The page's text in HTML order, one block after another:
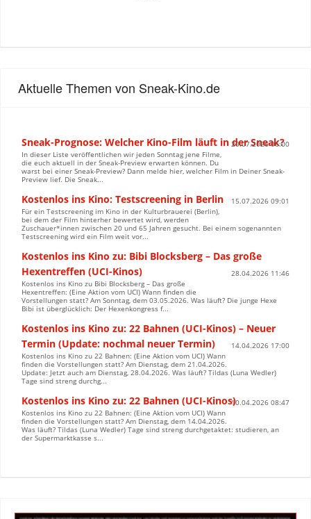
Aktuelle Themen von Sneak-Kino.de
Sneak-Prognose: Welcher Kino-Film läuft in der Sneak?
20.07.2026 06:00
In dieser Liste veröffentlichen wir jeden Sonntag jene Filme,
die euch aktuell in der Sneak-Preview erwarten können. Du
warst bei einer Sneak-Preview? Dann melde hier, welcher Film in Deiner Sneak-
Preview lief. Die Sneak...
Kostenlos ins Kino: Testscreening in Berlin
15.07.2026 09:01
Für ein Testscreening im Kino in der Kulturbrauerei (Berlin),
bei dem der Film hinterher bewertet wird, werden
Zuschauer*innen zwischen 20 und 65 Jahren gesucht. Bei einem sogenannten
Testscreening wird ein Film weit vor...
Kostenlos ins Kino zu: Bibi Blocksberg – Das große
Hexentreffen (UCI-Kinos)
28.04.2026 11:46
Kostenlos ins Kino zu Bibi Blocksberg – Das große
Hexentreffen: (Eine Aktion vom UCI) Wann finden die
Vorstellungen statt? Am Sonntag, dem 03.05.2026. Was läuft? Die junge Hexe
Bibi ist überglücklich: Der Hexenkongress f...
Kostenlos ins Kino zu: 22 Bahnen (UCI-Kinos) – Neuer
Termin (Update: nochmal neuer Termin)
14.04.2026 17:00
Kostenlos ins Kino zu 22 Bahnen: (Eine Aktion vom UCI) Wann
finden die Vorstellungen statt? Am Dienstag, dem 21.04.2026.
Update: Jetzt auch am Dienstag, 28.04.2026. Was läuft? Tildas (Luna Wedler)
Tage sind streng durchg...
Kostenlos ins Kino zu: 22 Bahnen (UCI-Kinos)10.04.2026 08:47
Kostenlos ins Kino zu 22 Bahnen: (Eine Aktion vom UCI) Wann
finden die Vorstellungen statt? Am Dienstag, dem 14.04.2026.
Was läuft? Tildas (Luna Wedler) Tage sind streng durchgetaktet: studieren, an
der Supermarktkasse s...